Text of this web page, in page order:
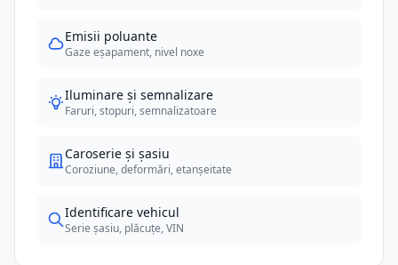
Emisii poluante
Gaze eșapament, nivel noxe
Iluminare și semnalizare
Faruri, stopuri, semnalizatoare
Caroserie și șasiu
Coroziune, deformări, etanșeitate
Identificare vehicul
Serie șasiu, plăcuțe, VIN